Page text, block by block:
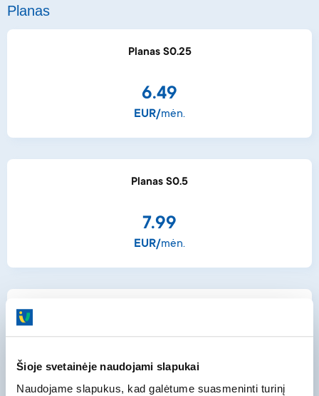
Šioje svetainėje naudojami slapukai
Naudojame slapukus, kad galėtume suasmeninti turinį
VPS serveriai
Partnerių programa
Kontaktai
Planas
Planas S0.25
6.49
EUR/mėn.
Planas S0.5
7.99
EUR/mėn.
EUR/mėn.